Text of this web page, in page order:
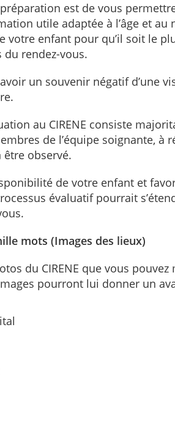
est de vous
utile adaptée à l’âge et au
votre enfant pour qu’il soit le
du rendez-vous.
un souvenir négatif d’une
au CIRENE consiste
de l’équipe soignante, à
observé.
de votre enfant et
évaluatif pourrait
mots (Images des lieux)
du CIRENE que vous pouvez
pourront lui donner un